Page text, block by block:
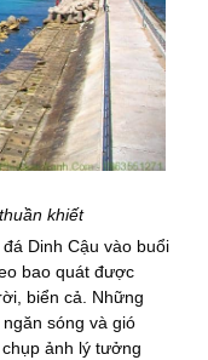
khiết
Dinh Cậu vào buổi
bao quát được
biển cả. Những
sóng và gió
ảnh lý tưởng